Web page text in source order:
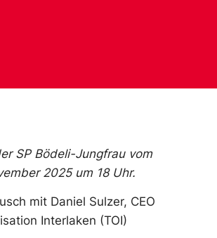
SP Bödeli-Jungfrau vom
2025 um 18 Uhr.
mit Daniel Sulzer, CEO
Interlaken (TOI)